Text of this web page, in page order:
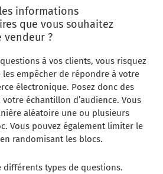
informations
que vous souhaitez
?
à vos clients, vous risquez
empêcher de répondre à votre
électronique. Posez donc des
échantillon d’audience. Vous
aléatoire une ou plusieurs
Vous pouvez également limiter le
randomisant les blocs.
différents types de questions.